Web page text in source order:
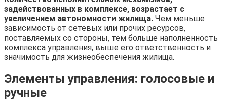
задействованных в комплексе, возрастает с
увеличением автономности жилища. Чем меньше
зависимость от сетевых или прочих ресурсов,
поставляемых со стороны, тем больше наполненность
комплекса управления, выше его ответственность и
значимость для жизнеобеспечения жилища.
Элементы управления: голосовые и
ручные